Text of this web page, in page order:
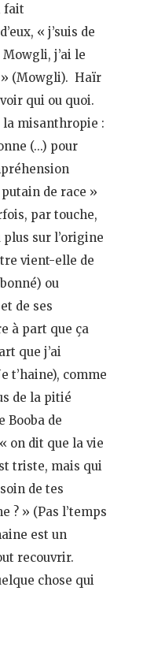
fait
« j’suis de
j’ai le
» (Mowgli). Haïr
qui ou quoi.
la misanthropie :
(…) pour
de race »
par touche,
sur l’origine
vient-elle de
ou
de ses
à part que ça
que j’ai
t’haine), comme
de la pitié
Booba de
on dit que la vie
triste, mais qui
de tes
? » (Pas l’temps
est un
recouvrir.
chose qui